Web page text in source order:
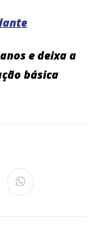
e deixa a
básica